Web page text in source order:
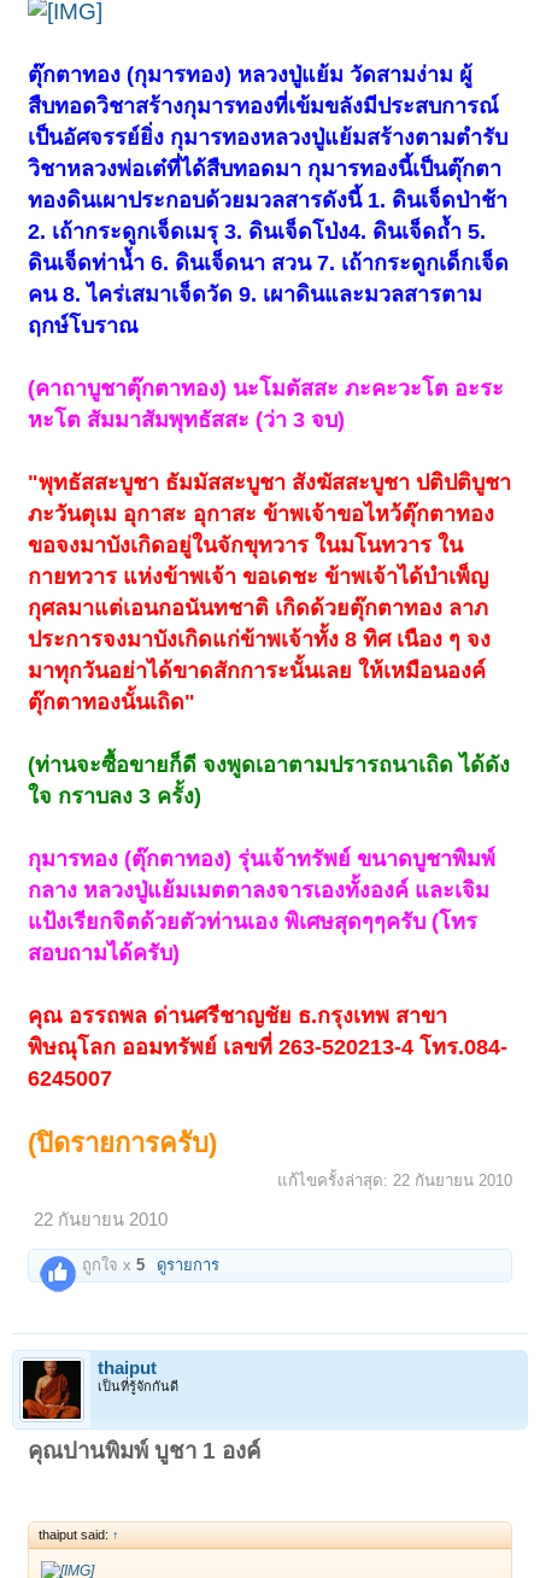
ตุ๊กตาทอง (กุมารทอง) หลวงปู่แย้ม วัดสามง่าม ผู้
สืบทอดวิชาสร้างกุมารทองที่เข้มขลังมีประสบการณ์
เป็นอัศจรรย์ยิ่ง กุมารทองหลวงปู่แย้มสร้างตามตำรับ
วิชาหลวงพ่อเต๋ที่ได้สืบทอดมา กุมารทองนี้เป็นตุ๊กตา
ทองดินเผาประกอบด้วยมวลสารดังนี้ 1. ดินเจ็ดป่าช้า
2. เถ้ากระดูกเจ็ดเมรุ 3. ดินเจ็ดโป่ง4. ดินเจ็ดถ้ำ 5.
ดินเจ็ดท่าน้ำ 6. ดินเจ็ดนา สวน 7. เถ้ากระดูกเด็กเจ็ด
คน 8. ไคร่เสมาเจ็ดวัด 9. เผาดินและมวลสารตาม
ฤกษ์โบราณ
(คาถาบูชาตุ๊กตาทอง) นะโมตัสสะ ภะคะวะโต อะระ
หะโต สัมมาสัมพุทธัสสะ (ว่า 3 จบ)
"พุทธัสสะบูชา ธัมมัสสะบูชา สังฆัสสะบูชา ปติปติบูชา
ภะวันตุเม อุกาสะ อุกาสะ ข้าพเจ้าขอไหว้ตุ๊กตาทอง
ขอจงมาบังเกิดอยู่ในจักขุทวาร ในมโนทวาร ใน
กายทวาร แห่งข้าพเจ้า ขอเดชะ ข้าพเจ้าได้บำเพ็ญ
กุศลมาแต่เอนกอนันทชาติ เกิดด้วยตุ๊กตาทอง ลาภ
ประการจงมาบังเกิดแก่ข้าพเจ้าทั้ง 8 ทิศ เนือง ๆ จง
มาทุกวันอย่าได้ขาดสักการะนั้นเลย ให้เหมือนองค์
ตุ๊กตาทองนั้นเถิด"
(ท่านจะซื้อขายก็ดี จงพูดเอาตามปรารถนาเถิด ได้ดัง
ใจ กราบลง 3 ครั้ง)
กุมารทอง (ตุ๊กตาทอง) รุ่นเจ้าทรัพย์ ขนาดบูชาพิมพ์
กลาง หลวงปู่แย้มเมตตาลงจารเองทั้งองค์ และเจิม
แป้งเรียกจิตด้วยตัวท่านเอง พิเศษสุดๆๆครับ (โทร
สอบถามได้ครับ)
คุณ อรรถพล ด่านศรีชาญชัย ธ.กรุงเทพ สาขา
พิษณุโลก ออมทรัพย์ เลขที่ 263-520213-4 โทร.084-
6245007
(ปิดรายการครับ)
แก้ไขครั้งล่าสุด: 22 กันยายน 2010
22 กันยายน 2010
ถูกใจ x5 ดูรายการ
thaiput
เป็นที่รู้จักกันดี
คุณปานพิมพ์ บูชา 1 องค์
thaiput said: ↑